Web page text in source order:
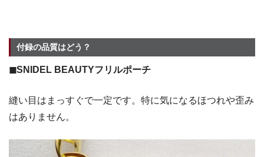
付録の品質はどう？
◼︎SNIDEL BEAUTYフリルポーチ
縫い目はまっすぐで一定です。特に気になるほつれや歪み
はありません。